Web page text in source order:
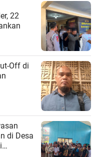
22
Off di
di Desa